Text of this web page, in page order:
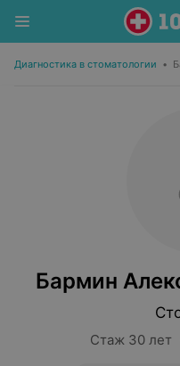
Диагностика в стоматологии •
Бармин
Стаж 30 лет